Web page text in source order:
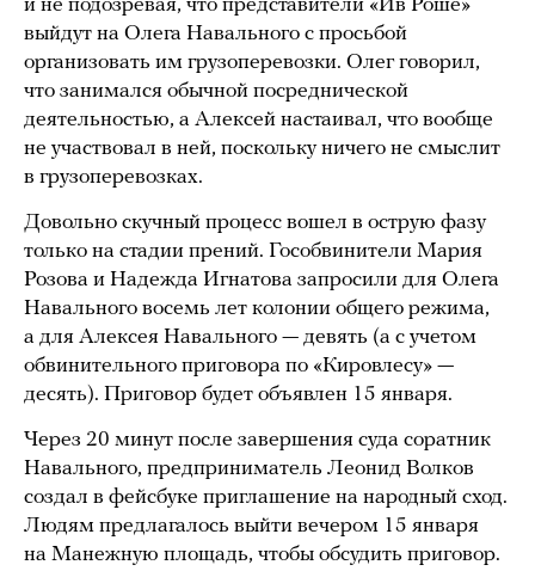
и не подозревая, что представители «Ив Роше»
выйдут на Олега Навального с просьбой
организовать им грузоперевозки. Олег говорил,
что занимался обычной посреднической
деятельностью, а Алексей настаивал, что вообще
не участвовал в ней, поскольку ничего не смыслит
в грузоперевозках.
Довольно скучный процесс вошел в острую фазу
только на стадии прений. Гособвинители Мария
Розова и Надежда Игнатова запросили для Олега
Навального восемь лет колонии общего режима,
а для Алексея Навального — девять (а с учетом
обвинительного приговора по «Кировлесу» —
десять). Приговор будет объявлен 15 января.
Через 20 минут после завершения суда соратник
Навального, предприниматель Леонид Волков
создал в фейсбуке приглашение на народный сход.
Людям предлагалось выйти вечером 15 января
на Манежную площадь, чтобы обсудить приговор.